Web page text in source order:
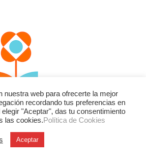
nuestra web para ofrecerte la mejor
recordando tus preferencias en
"Aceptar", das tu consentimiento
las cookies.Política de Cookies
Aceptar